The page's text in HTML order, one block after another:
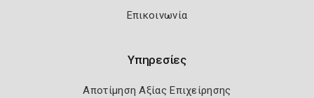
Επικοινωνία
Υπηρεσίες
Αποτίμηση Αξίας Επιχείρησης